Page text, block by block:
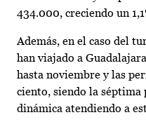
434.000, creciendo un
Además, en el caso del
han viajado a
hasta noviembre y las
ciento, siendo la séptima
dinámica atendiendo a